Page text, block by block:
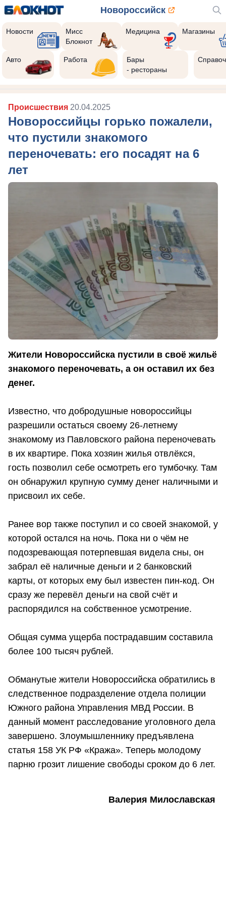
Новороссийск
Новости
Мисс
Блокнот
Медицина Магазины
Авто Работа
Бары
- рестораны
Происшествия 20.04.2025
Новороссийцы горько пожалели,
что пустили знакомого
переночевать: его посадят на 6
лет
Жители Новороссийска пустили в своё жильё
знакомого переночевать, а он оставил их без
денег.
Известно, что добродушные новороссийцы
разрешили остаться своему 26-летнему
знакомому из Павловского района переночевать
в их квартире. Пока хозяин жилья отвлёкся,
гость позволил себе осмотреть его тумбочку. Там
он обнаружил крупную сумму денег наличными и
присвоил их себе.
Ранее вор также поступил и со своей знакомой, у
которой остался на ночь. Пока ни о чём не
подозревающая потерпевшая видела сны, он
забрал её наличные деньги и 2 банковский
карты, от которых ему был известен пин-код. Он
сразу же перевёл деньги на свой счёт и
распорядился на собственное усмотрение.
Общая сумма ущерба пострадавшим составила
более 100 тысяч рублей.
Обманутые жители Новороссийска обратились в
следственное подразделение отдела полиции
Южного района Управления МВД России. В
данный момент расследование уголовного дела
завершено. Злоумышленнику предъявлена
статья 158 УК РФ «Кража». Теперь молодому
парню грозит лишение свободы сроком до 6 лет.
Валерия Милославская